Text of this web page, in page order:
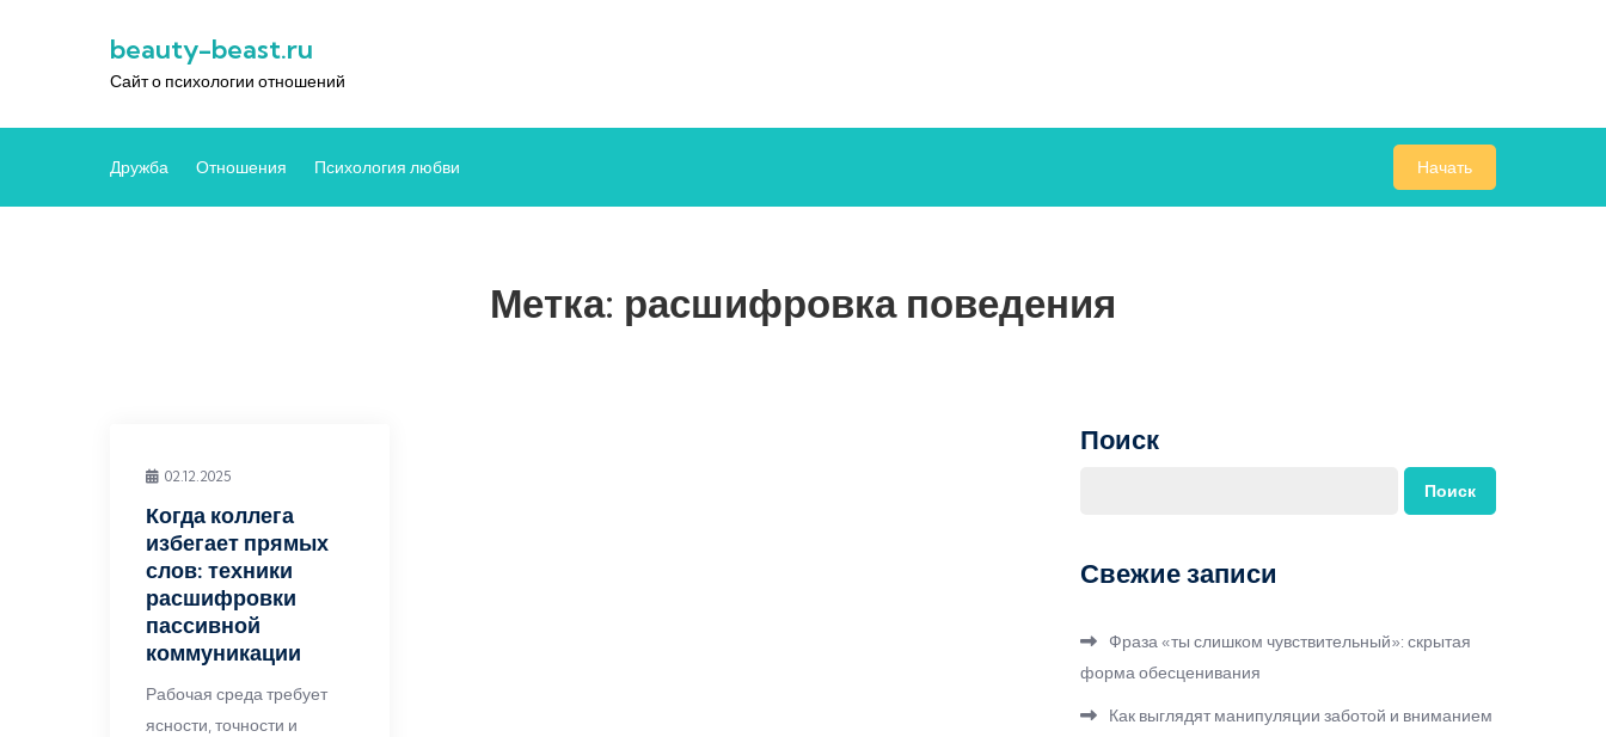
beauty-beast.ru
Сайт о психологии отношений
Дружба Отношения Психология любви Начать
Метка: расшифровка поведения
02.12.2025
Когда коллега
избегает прямых
слов: техники
расшифровки
пассивной
коммуникации
Рабочая среда требует
ясности, точности и
Поиск
Поиск
Свежие записи
Фраза «ты слишком чувствительный»: скрытая
форма обесценивания
Как выглядят манипуляции заботой и вниманием